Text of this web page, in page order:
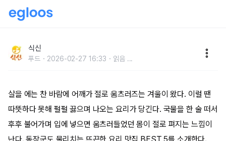
식신
푸드 2026-02-27 16:33 읽음 ...
살을 에는 찬 바람에 어깨가 절로 움츠러즈는 겨울이 왔다. 이럴 땐
따뜻하다 못해 펄펄 끓으며 나오는 요리가 당긴다. 국물을 한 술 떠서
후후 불어가며 입에 넣으면 움츠러들었던 몸이 절로 펴지는 느낌이